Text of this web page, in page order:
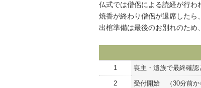
仏式では僧侶による読経が行わ
焼香が終わり僧侶が退席したら
出棺準備は最後のお別れのため
1 喪主・遺族で最終確
2 受付開始 （30分前か